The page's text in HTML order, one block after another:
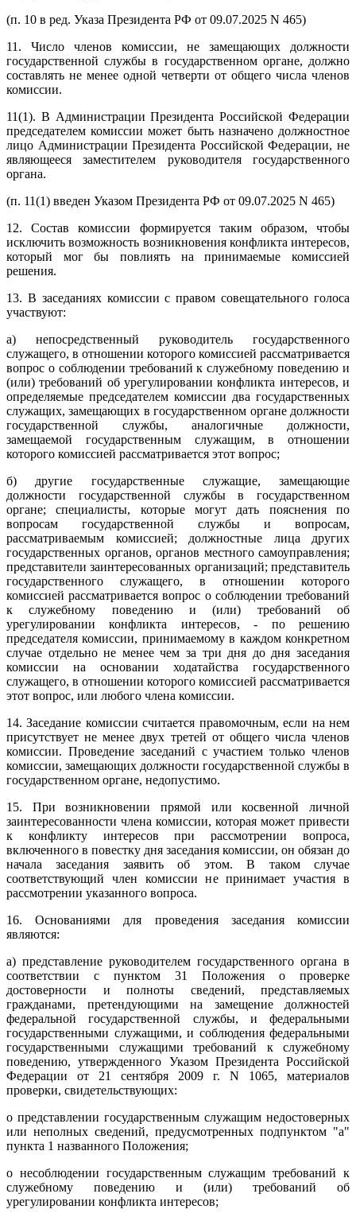
(п. 10 в ред. Указа Президента РФ от 09.07.2025 N 465)
11. Число членов комиссии, не замещающих должности
государственной службы в государственном органе, должно
составлять не менее одной четверти от общего числа членов
комиссии.
11(1). В Администрации Президента Российской Федерации
председателем комиссии может быть назначено должностное
лицо Администрации Президента Российской Федерации, не
являющееся заместителем руководителя государственного
органа.
(п. 11(1) введен Указом Президента РФ от 09.07.2025 N 465)
12. Состав комиссии формируется таким образом, чтобы
исключить возможность возникновения конфликта интересов,
который мог бы повлиять на принимаемые комиссией
решения.
13. В заседаниях комиссии с правом совещательного голоса
участвуют:
а) непосредственный руководитель государственного
служащего, в отношении которого комиссией рассматривается
вопрос о соблюдении требований к служебному поведению и
(или) требований об урегулировании конфликта интересов, и
определяемые председателем комиссии два государственных
служащих, замещающих в государственном органе должности
государственной службы, аналогичные должности,
замещаемой государственным служащим, в отношении
которого комиссией рассматривается этот вопрос;
б) другие государственные служащие, замещающие
должности государственной службы в государственном
органе; специалисты, которые могут дать пояснения по
вопросам государственной службы и вопросам,
рассматриваемым комиссией; должностные лица других
государственных органов, органов местного самоуправления;
представители заинтересованных организаций; представитель
государственного служащего, в отношении которого
комиссией рассматривается вопрос о соблюдении требований
к служебному поведению и (или) требований об
урегулировании конфликта интересов, - по решению
председателя комиссии, принимаемому в каждом конкретном
случае отдельно не менее чем за три дня до дня заседания
комиссии на основании ходатайства государственного
служащего, в отношении которого комиссией рассматривается
этот вопрос, или любого члена комиссии.
14. Заседание комиссии считается правомочным, если на нем
присутствует не менее двух третей от общего числа членов
комиссии. Проведение заседаний с участием только членов
комиссии, замещающих должности государственной службы в
государственном органе, недопустимо.
15. При возникновении прямой или косвенной личной
заинтересованности члена комиссии, которая может привести
к конфликту интересов при рассмотрении вопроса,
включенного в повестку дня заседания комиссии, он обязан до
начала заседания заявить об этом. В таком случае
соответствующий член комиссии не принимает участия в
рассмотрении указанного вопроса.
16. Основаниями для проведения заседания комиссии
являются:
а) представление руководителем государственного органа в
соответствии с пунктом 31 Положения о проверке
достоверности и полноты сведений, представляемых
гражданами, претендующими на замещение должностей
федеральной государственной службы, и федеральными
государственными служащими, и соблюдения федеральными
государственными служащими требований к служебному
поведению, утвержденного Указом Президента Российской
Федерации от 21 сентября 2009 г. N 1065, материалов
проверки, свидетельствующих:
о представлении государственным служащим недостоверных
или неполных сведений, предусмотренных подпунктом "а"
пункта 1 названного Положения;
о несоблюдении государственным служащим требований к
служебному поведению и (или) требований об
урегулировании конфликта интересов;